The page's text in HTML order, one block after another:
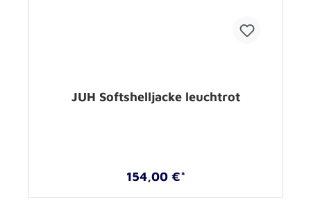
JUH Softshelljacke leuchtrot
154,00 €*